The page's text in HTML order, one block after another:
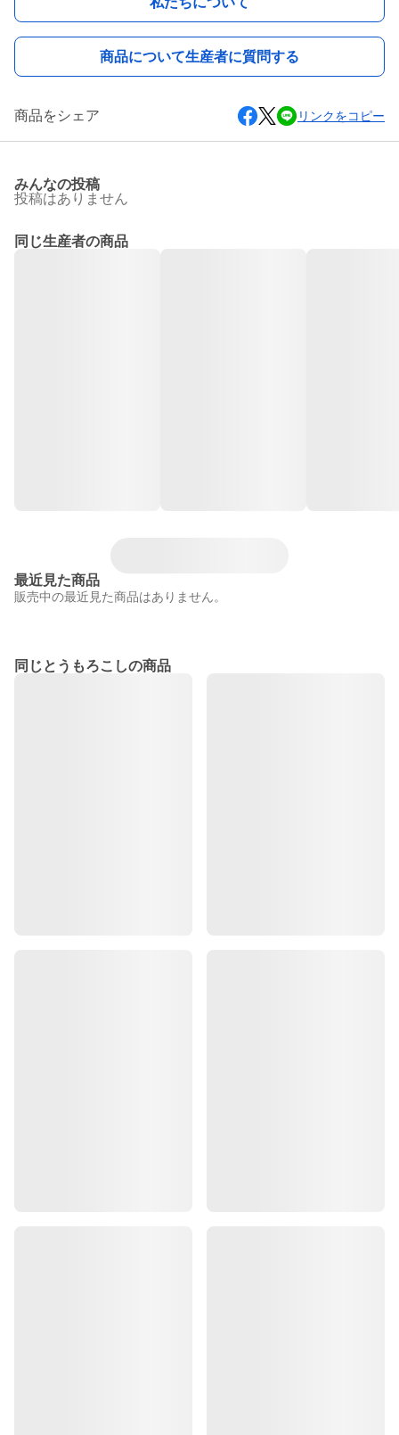
商品について生産者に質問する
商品をシェア リンクをコピー
みんなの投稿
投稿はありません
同じ生産者の商品
最近見た商品
販売中の最近見た商品はありません。
同じとうもろこしの商品